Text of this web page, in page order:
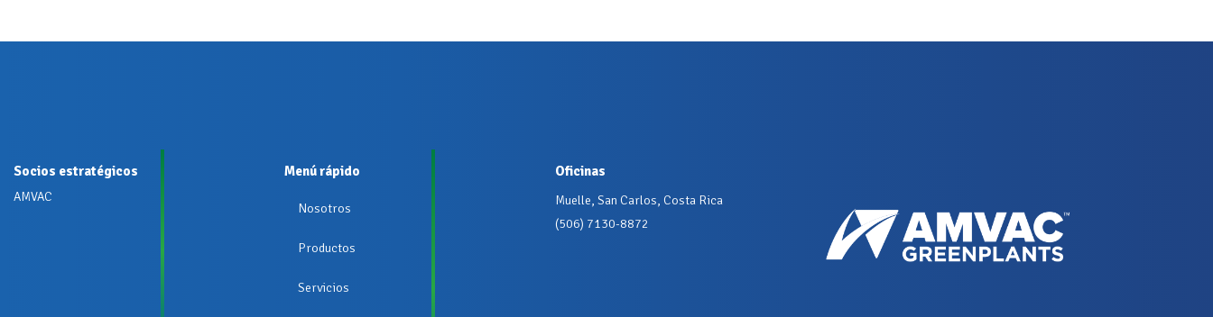
Socios estratégicos
AMVAC
Menú rápido
Nosotros
Productos
Servicios
Oficinas
Muelle, San Carlos, Costa Rica
(506) 7130-8872